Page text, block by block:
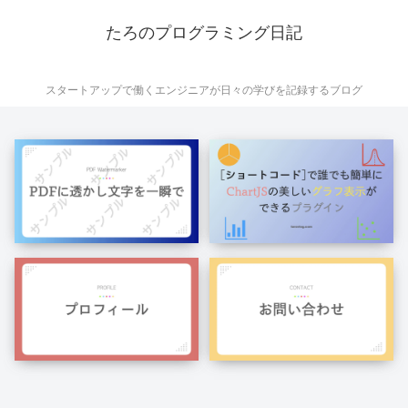
たろのプログラミング日記
スタートアップで働くエンジニアが日々の学びを記録するブログ